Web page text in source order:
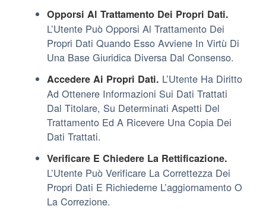
Opporsi Al Trattamento Dei Propri Dati.
L’Utente Può Opporsi Al Trattamento Dei
Propri Dati Quando Esso Avviene In Virtù Di
Una Base Giuridica Diversa Dal Consenso.
Accedere Ai Propri Dati. L’Utente Ha Diritto
Ad Ottenere Informazioni Sui Dati Trattati
Dal Titolare, Su Determinati Aspetti Del
Trattamento Ed A Ricevere Una Copia Dei
Dati Trattati.
Verificare E Chiedere La Rettificazione.
L’Utente Può Verificare La Correttezza Dei
Propri Dati E Richiederne L’aggiornamento O
La Correzione.